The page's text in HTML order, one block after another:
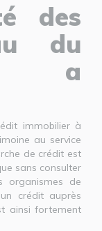
des
du
a
immobilier à
au service
de crédit est
sans consulter
organismes de
crédit auprès
ainsi fortement